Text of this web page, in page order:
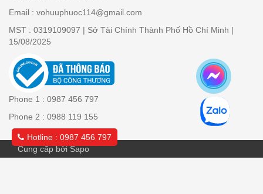
Email : vohuuphuoc114@gmail.com
MST : 0319109097 | Sở Tài Chính Thành Phố Hồ Chí Minh |
15/08/2025
Phone 1 : 0987 456 797
Phone 2 : 0988 119 155
Cung cấp bởi Sapo
Hotline : 0987 456 797